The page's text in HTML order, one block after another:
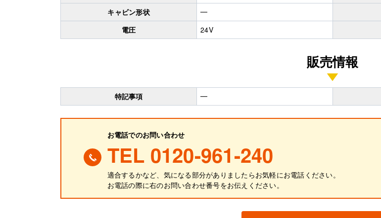
キャビン形状
━
電圧
24V
販売情報
特記事項 ━
お電話でのお問い合わせ
TEL 0120-961-240
適合するかなど、気になる部分がありましたらお気軽にお電話ください。
お電話の際に右のお問い合わせ番号をお伝えください。